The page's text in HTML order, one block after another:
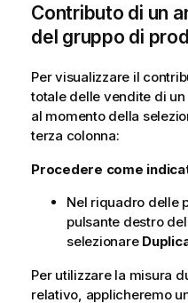
Contributo di un
del gruppo di
Per visualizzare il
totale delle vendite di
al momento della
terza colonna:
Procedere come
Nel riquadro delle
pulsante destro
selezionare
Per utilizzare la misura
relativo, applicheremo